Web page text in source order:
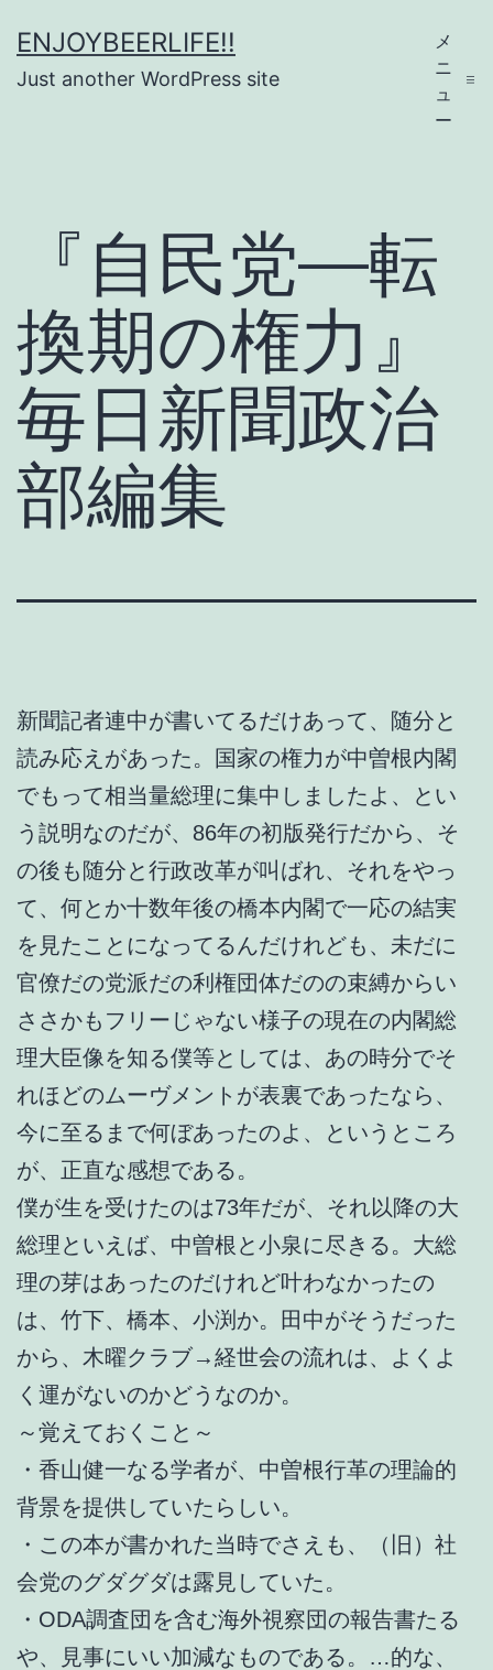
ン
テ
プ
ENJOYBEERLIFE!!
Just another WordPress site
メ
ニ
ュ
ー
『自民党―転
換期の権力』
毎日新聞政治
部編集
新聞記者連中が書いてるだけあって、随分と
読み応えがあった。国家の権力が中曽根内閣
でもって相当量総理に集中しましたよ、とい
う説明なのだが、86年の初版発行だから、そ
の後も随分と行政改革が叫ばれ、それをやっ
て、何とか十数年後の橋本内閣で一応の結実
を見たことになってるんだけれども、未だに
官僚だの党派だの利権団体だのの束縛からい
ささかもフリーじゃない様子の現在の内閣総
理大臣像を知る僕等としては、あの時分でそ
れほどのムーヴメントが表裏であったなら、
今に至るまで何ぼあったのよ、というところ
が、正直な感想である。
僕が生を受けたのは73年だが、それ以降の大
総理といえば、中曽根と小泉に尽きる。大総
理の芽はあったのだけれど叶わなかったの
は、竹下、橋本、小渕か。田中がそうだった
から、木曜クラブ→経世会の流れは、よくよ
く運がないのかどうなのか。
～覚えておくこと～
・香山健一なる学者が、中曽根行革の理論的
背景を提供していたらしい。
・この本が書かれた当時でさえも、（旧）社
会党のグダグダは露見していた。
・ODA調査団を含む海外視察団の報告書たる
や、見事にいい加減なものである。…的な、